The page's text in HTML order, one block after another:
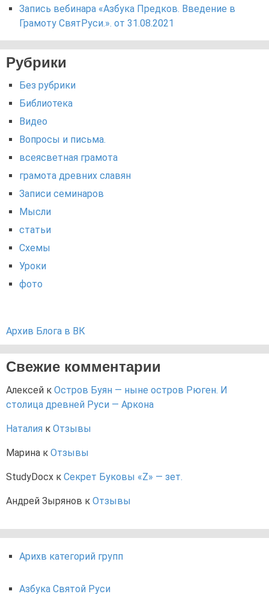
Запись вебинара «Азбука Предков. Введение в
Грамоту СвятРуси.». от 31.08.2021
Рубрики
Без рубрики
Библиотека
Видео
Вопросы и письма.
всеясветная грамота
грамота древних славян
Записи семинаров
Мысли
статьи
Схемы
Уроки
фото
Архив Блога в ВК
Свежие комментарии
Алексей к Остров Буян — ныне остров Рюген. И
столица древней Руси — Аркона
Наталия к Отзывы
Марина к Отзывы
StudyDocx к Секрет Буковы «Z» — зет.
Андрей Зырянов к Отзывы
Арихв категорий групп
Азбука Святой Руси